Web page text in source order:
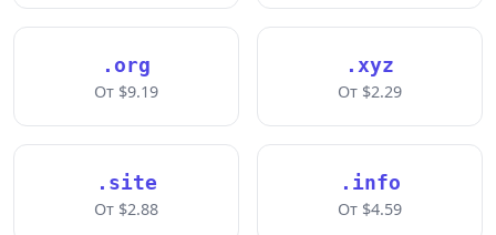
.org
От $9.19
.xyz
От $2.29
.site
От $2.88
.info
От $4.59